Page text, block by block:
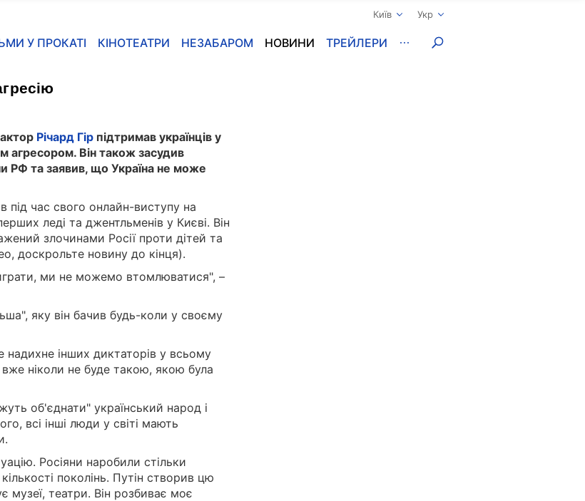
Київ Укр
У ПРОКАТІ КІНОТЕАТРИ НЕЗАБАРОМ НОВИНИ ТРЕЙЛЕРИ
Річард Гір підтримав українців у
агресором. Він також засудив
РФ та заявив, що Україна не може
під час свого онлайн-виступу на
леді та джентльменів у Києві. Він
злочинами Росії проти дітей та
доскрольте новину до кінця).
ми не можемо втомлюватися", –
яку він бачив будь-коли у своєму
інших диктаторів у всьому
вже ніколи не буде такою, якою була
об'єднати" український народ і
всі інші люди у світі мають
Росіяни наробили стільки
поколінь. Путін створив цю
музеї, театри. Він розбиває моє